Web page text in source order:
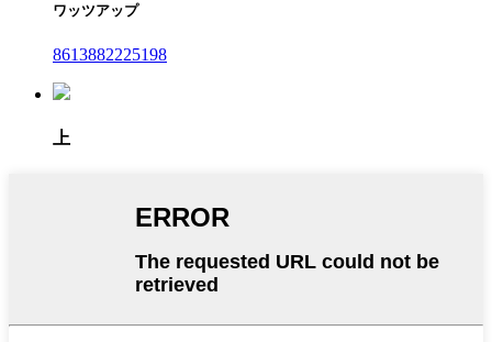
ワッツアップ
8613882225198
上